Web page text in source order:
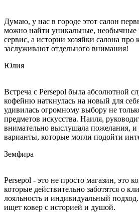
Думаю, у нас в городе этот салон
можно найти уникальные,
сервис, а истории хозяйки салона про
заслуживают отдельного внимания!
Юлия
Встреча с Persepol была абсолютной
кофейню наткнулась на новый для
удивилась огромному выбору не
предметов искусства. Наиля,
внимательно выслушала пожелания,
варианты, которые могли подойти
Земфира
Persepol - это не просто магазин, это
которые действительно заботятся о
лояльность и индивидуальный
ищет ковер с историей и душой.